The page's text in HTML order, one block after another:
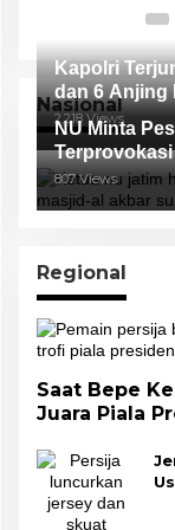
Nasional
Kapolri
dan 6 Anjing
Korban
2,218 Views
NU Minta
Terprovokasi
807 Views
Regional
Saat Bepe
Juara Piala